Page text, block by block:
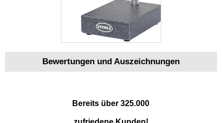
Bewertungen und Auszeichnungen
Bereits über 325.000